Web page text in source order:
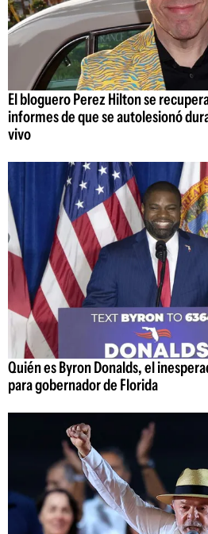
El bloguero Perez Hilton se
informes de que se autolesionó
vivo
Quién es Byron Donalds, el
para gobernador de Florida